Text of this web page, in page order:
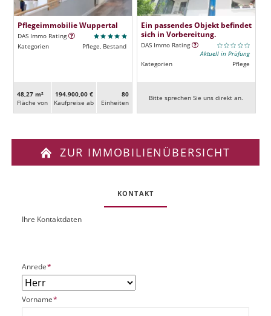
Pflegeimmobilie Wuppertal
DAS Immo Rating
Kategorien
Pflege, Bestand
48,27 m²
Fläche von
194.900,00 €
Kaufpreise ab
80
Ein­heiten
Ein passendes Objekt befindet
sich in Vorbereitung.
DAS Immo Rating
Aktuell in Prüfung
Kategorien
Pflege
Bitte sprechen Sie uns direkt an.
ZUR IMMOBILIENÜBERSICHT
KONTAKT
O
k
P
UIhre Kontaktdaten
P
f
l
i
Anrede*
P
f
Vorname*